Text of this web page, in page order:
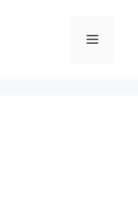
Menu